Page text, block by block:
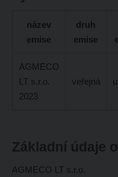
název
emise
druh
emise
AGMECO
LT s.r.o.
2023
veřejná
Základní údaje
AGMECO LT s.r.o.